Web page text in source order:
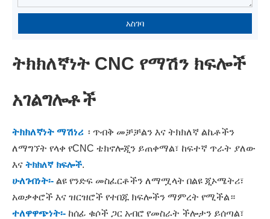
አስገባ
ትክክለኛነት CNC የማሽን ክፍሎች
አገልግሎቶች
ትክክለኛነት ማሽነሪ ፡ ጥብቅ መቻቻልን እና ትክክለኛ ልኬቶችን
ለማግኘት የላቀ የCNC ቴክኖሎጂን ይጠቀማል፣ ከፍተኛ ጥራት ያለው
እና ትክክለኛ ክፍሎች.
ሁለገብነት፡- ልዩ የንድፍ መስፈርቶችን ለማሟላት በልዩ ጂኦሜትሪ፣
አወቃቀሮች እና ዝርዝሮች የተበጁ ክፍሎችን ማምረት የሚችል።
ተለዋዋጭነት፡- ከሰፊ ቁሶች ጋር አብሮ የመስራት ችሎታን ይሰጣል፣